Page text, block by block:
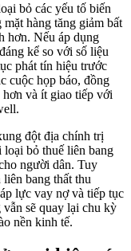
bỏ các yếu tố biến
hàng tăng giảm bất
hơn. Nếu áp dụng
kể so với số liệu
phát tín hiệu trước
cuộc họp báo, đồng
và ít giao tiếp với
đột địa chính trị
loại bỏ thuế liên bang
người dân. Tuy
bang thất thu
lực vay nợ và tiếp tục
sẽ quay lại chu kỳ
nền kinh tế.